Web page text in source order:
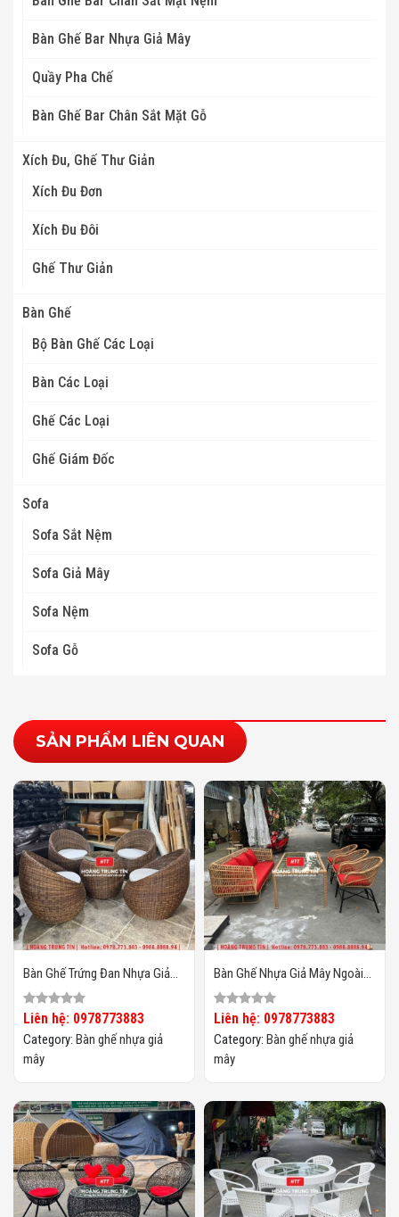
Bàn Ghế Bar Nhựa Giả Mây
Quầy Pha Chế
Bàn Ghế Bar Chân Sắt Mặt Gỗ
Xích Đu, Ghế Thư Giản
Xích Đu Đơn
Xích Đu Đôi
Ghế Thư Giản
Bàn Ghế
Bộ Bàn Ghế Các Loại
Bàn Các Loại
Ghế Các Loại
Ghế Giám Đốc
Sofa
Sofa Sắt Nệm
Sofa Giả Mây
Sofa Nệm
Sofa Gỗ
SẢN PHẨM LIÊN QUAN
Bàn Ghế Trứng Đan Nhựa Giả
Mây HTT25
Liên hệ: 0978773883
Category: Bàn ghế nhựa giả
mây
Bàn Ghế Nhựa Giả Mây Ngoài
Trời HTT134
Liên hệ: 0978773883
Category: Bàn ghế nhựa giả
mây